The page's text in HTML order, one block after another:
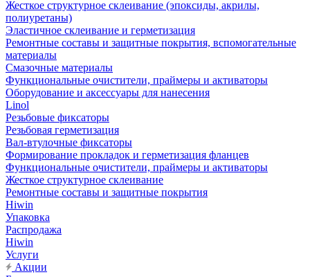
Жесткое структурное склеивание (эпоксиды, акрилы,
полиуретаны)
Эластичное склеивание и герметизация
Ремонтные составы и защитные покрытия, вспомогательные
материалы
Смазочные материалы
Функциональные очистители, праймеры и активаторы
Оборудование и аксессуары для нанесения
Linol
Резьбовые фиксаторы
Резьбовая герметизация
Вал-втулочные фиксаторы
Формирование прокладок и герметизация фланцев
Функциональные очистители, праймеры и активаторы
Жесткое структурное склеивание
Ремонтные составы и защитные покрытия
Hiwin
Упаковка
Распродажа
Hiwin
Услуги
Акции